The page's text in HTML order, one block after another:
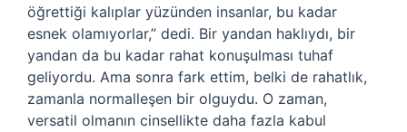
öğrettiği kalıplar yüzünden insanlar, bu kadar
esnek olamıyorlar,” dedi. Bir yandan haklıydı, bir
yandan da bu kadar rahat konuşulması tuhaf
geliyordu. Ama sonra fark ettim, belki de rahatlık,
zamanla normalleşen bir olguydu. O zaman,
versatil olmanın cinsellikte daha fazla kabul